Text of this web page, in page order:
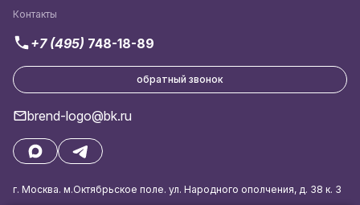
Контакты
+7 (495) 748-18-89
обратный звонок
brend-logo@bk.ru
г. Москва. м.Октябрьское поле. ул. Народного ополчения, д. 38 к. 3